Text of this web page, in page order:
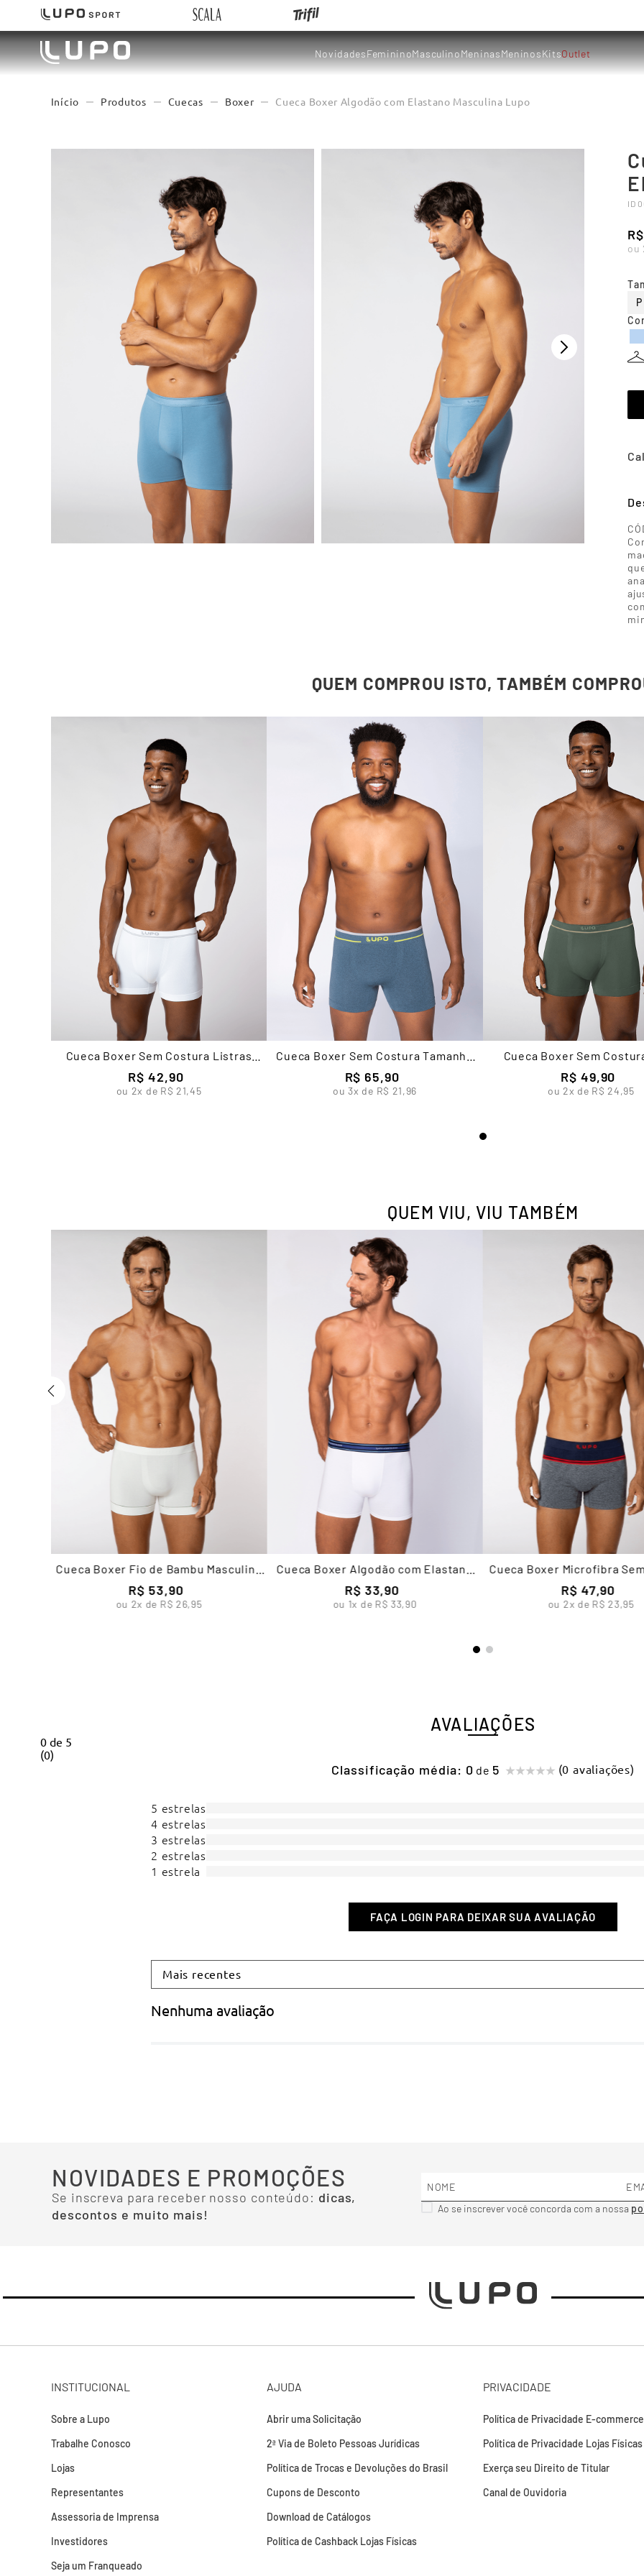
NovidadesFemininoMasculinoMeninasMeninosKitsOutlet
Produtos Cuecas Boxer Cueca Boxer Algodão com Elastano Masculina Lupo
ID
R$
ou
P
QUEM COMPROU ISTO, TAMBÉM
Cueca Boxer Sem Costura Listras
Masculina Lupo
R$ 42,90
ou 2x de R$ 21,45
Cueca Boxer Sem Costura Tamanho
Especial Masculina Lupo
R$ 65,90
ou3x de R$ 21,96
Cueca Boxer Sem
Edition
R$ 49,90
ou 2x de R$ 24,95
QUEM VIU, VIU TAMBÉM
Cueca Boxer Fio de Bambu Masculina
R$ 53,90
ou 2x de R$ 26,95
Cueca Boxer Algodão com Elastano
Masculina Lupo
R$ 33,90
ou 1x de R$ 33,90
Cueca Boxer Microfibra
Masculina Lupo
R$ 47,90
ou 2x de R$ 23,95
AVALIAÇÕES
0 de 5
(0)
Classificação média: 0 (0 avaliações)
5 estrelas
4 estrelas
3 estrelas
2 estrelas
1 estrela
Mais recentes
Nenhuma avaliação
NOVIDADES E PROMOÇÕES
Se inscreva para receber nosso conteúdo: dicas,
descontos e muito mais!
Ao se inscrever você concorda com a nossa
INSTITUCIONAL
Sobre a Lupo
Trabalhe Conosco
Lojas
Representantes
Assessoria de Imprensa
Investidores
Seja um Franqueado
AJUDA
Abrir uma Solicitação
2ª Via de Boleto Pessoas Jurídicas
Política de Trocas e Devoluções do Brasil
Cupons de Desconto
Download de Catálogos
Política de Cashback Lojas Físicas
PRIVACIDADE
Política de Privacidade E-commerce
Política de Privacidade Lojas Físicas
Exerça seu Direito de Titular
Canal de Ouvidoria